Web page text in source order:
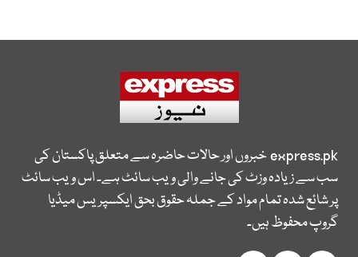
express.pkخبروں اور حالات حاضرہ سے متعلق پاکستان کی
سب سے زیادہ وزٹ کی جانے والی ویب سائٹ ہے۔ اس ویب سائٹ
پر شائع شدہ تمام مواد کے جملہ حقوق بحق ایکسپریس میڈیا
گروپ محفوظ ہیں۔